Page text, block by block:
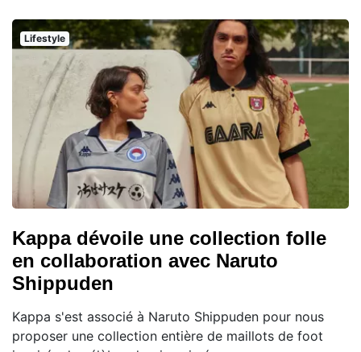
Lifestyle
Kappa dévoile une collection folle
en collaboration avec Naruto
Shippuden
Kappa s'est associé à Naruto Shippuden pour nous
proposer une collection entière de maillots de foot